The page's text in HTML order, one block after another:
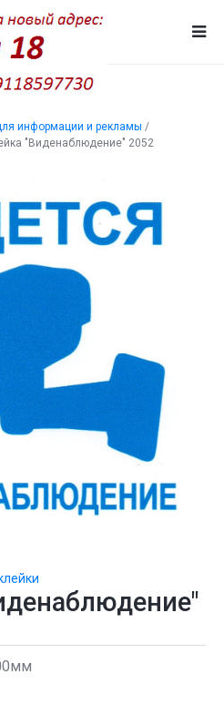
информации и рекламы /
"Виденаблюдение" 2052